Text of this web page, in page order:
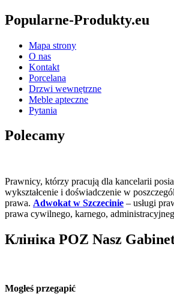
Popularne-Produkty.eu
Mapa strony
O nas
Kontakt
Porcelana
Drzwi wewnętrzne
Meble apteczne
Pytania
Polecamy
Prawnicy, którzy pracują dla kancelarii
wykształcenie i doświadczenie w
prawa. Adwokat w Szczecinie – usługi
prawa cywilnego, karnego,
Клініка POZ Nasz
Mogłeś przegapić